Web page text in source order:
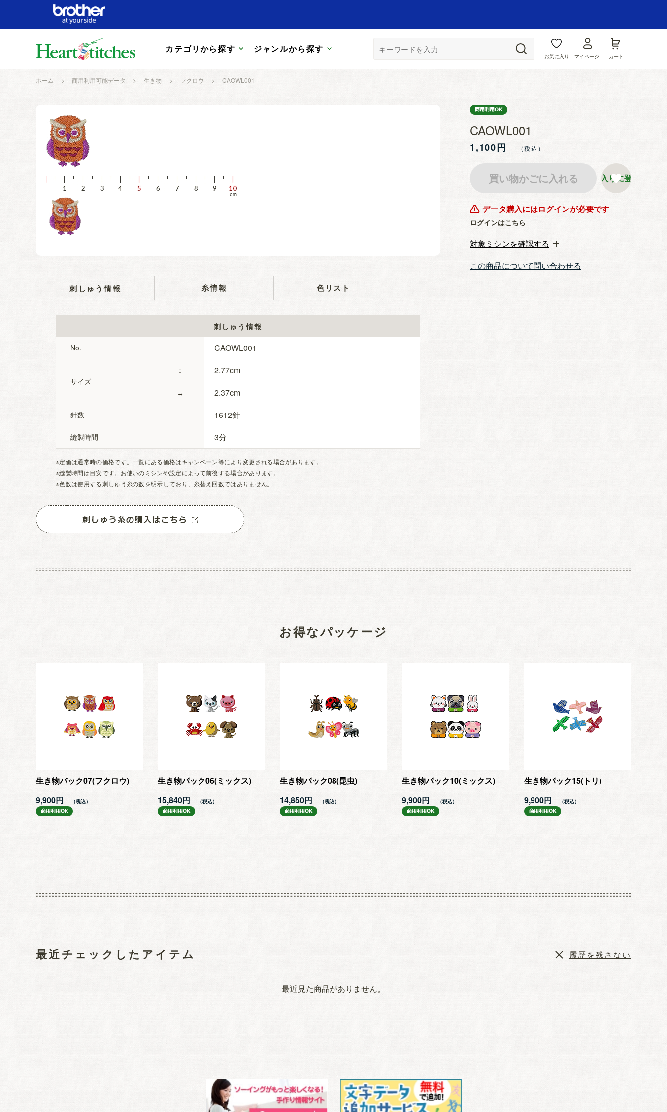
カテゴリから探す ジャンルから探す
お気に入り マイページ カート
ホーム > 商用利用可能データ > 生き物 > フクロウ > CAOWL001
刺しゅう情報 糸情報 色リスト
刺しゅう情報
No. CAOWL001
サイズ
↕
↔
2.77
2.37
針数 1612
縫製時間 3
※定価は通常時の価格です。一覧にある価格はキャンペーン等により変更される場合があります。
※縫製時間は目安です。お使いのミシンや設定によって前後する場合があります。
※色数は使用する刺しゅう糸の数を明示しており、糸替え回数ではありません。
CAOWL001
1,100円
データ購入にはログインが必要です
買い物かごに入れる
ログインはこちら
お気に入りに登録する
対象ミシンを確認する
この商品について問い合わせる
お得なパッケージ
生き物パック07(フクロウ)
9,900円
生き物パック06(ミックス)
15,840円
生き物パック08(昆虫)
14,850円
生き物パック10(ミックス)
9,900円
生き物パック15(トリ)
9,900円
最近チェックしたアイテム
最近見た商品がありません。
履歴を残さない